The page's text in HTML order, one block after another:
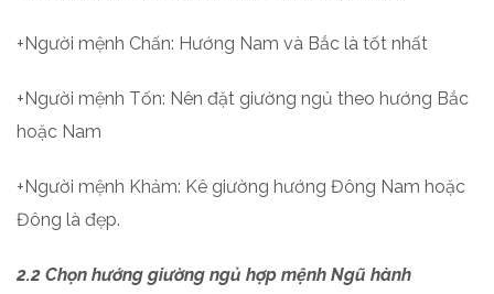
+Người mệnh Chấn: Hướng Nam và Bắc là tốt nhất
+Người mệnh Tốn: Nên đặt giường ngủ theo hướng Bắc
hoặc Nam
+Người mệnh Khảm: Kê giường hướng Đông Nam hoặc
Đông là đẹp.
2.2 Chọn hướng giường ngủ hợp mệnh Ngũ hành